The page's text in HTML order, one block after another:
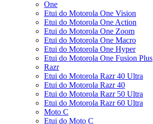
One
Etui do Motorola One Vision
Etui do Motorola One Action
Etui do Motorola One Zoom
Etui do Motorola One Macro
Etui do Motorola One Hyper
Etui do Motorola One Fusion Plus
Razr
Etui do Motorola Razr 40 Ultra
Etui do Motorola Razr 40
Etui do Motorola Razr 50 Ultra
Etui do Motorola Razr 60 Ultra
Moto C
Etui do Moto C